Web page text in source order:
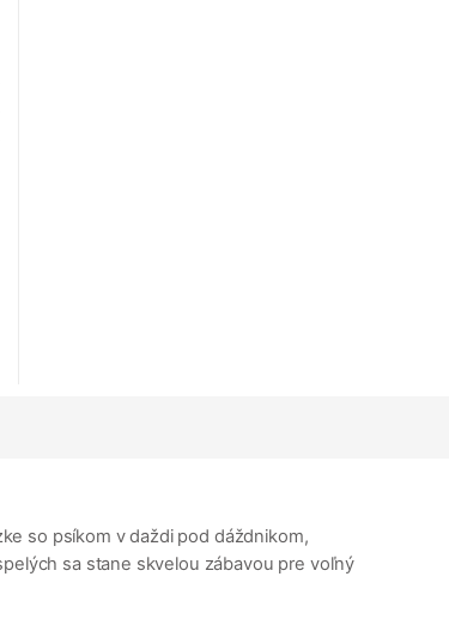
so psíkom v daždi pod dáždnikom,
sa stane skvelou zábavou pre voľný